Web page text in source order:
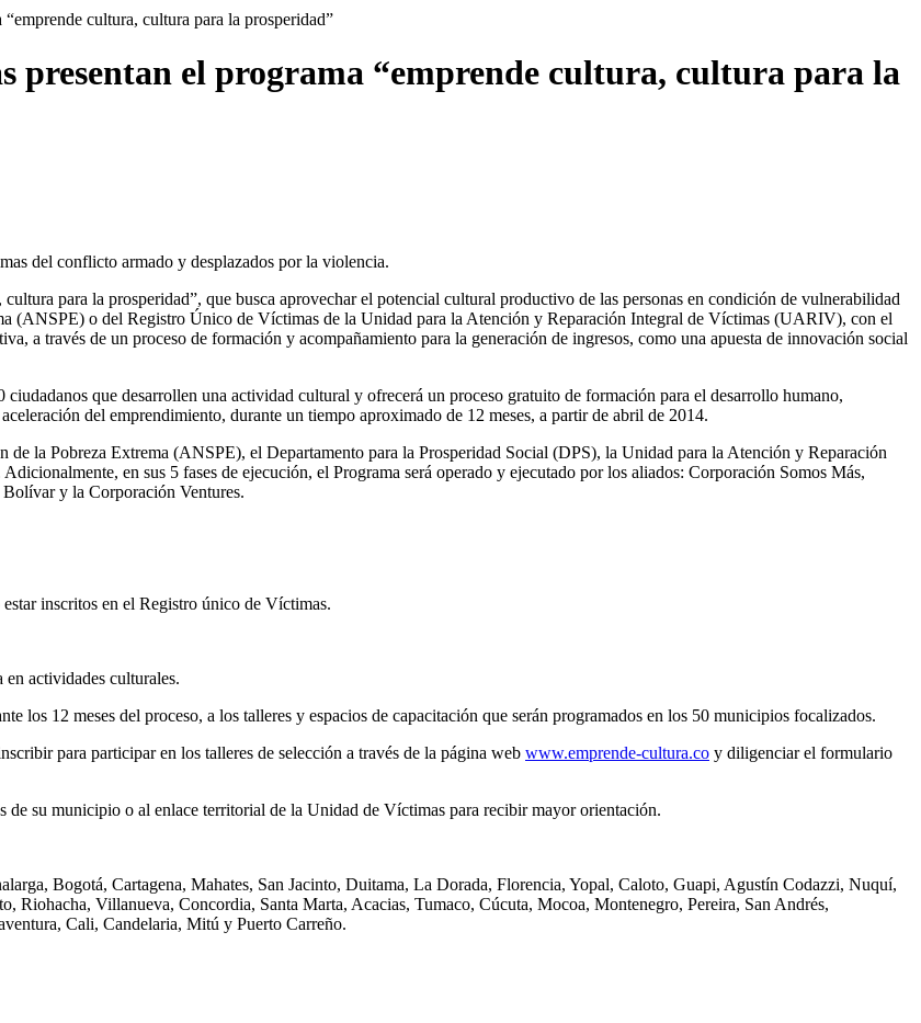
cultura, cultura para la prosperidad”
presentan el programa “emprende cultura, cultura para la
del conflicto armado y desplazados por la violencia.
para la prosperidad”, que busca aprovechar el potencial cultural productivo de las personas en condición de vulnerabilidad
(ANSPE) o del Registro Único de Víctimas de la Unidad para la Atención y Reparación Integral de Víctimas (UARIV), con el
a través de un proceso de formación y acompañamiento para la generación de ingresos, como una apuesta de innovación social
que desarrollen una actividad cultural y ofrecerá un proceso gratuito de formación para el desarrollo humano,
del emprendimiento, durante un tiempo aproximado de 12 meses, a partir de abril de 2014.
la Pobreza Extrema (ANSPE), el Departamento para la Prosperidad Social (DPS), la Unidad para la Atención y Reparación
en sus 5 fases de ejecución, el Programa será operado y ejecutado por los aliados: Corporación Somos Más,
y la Corporación Ventures.
inscritos en el Registro único de Víctimas.
actividades culturales.
los 12 meses del proceso, a los talleres y espacios de capacitación que serán programados en los 50 municipios focalizados.
para participar en los talleres de selección a través de la página web www.emprende-cultura.co y diligenciar el formulario
su municipio o al enlace territorial de la Unidad de Víctimas para recibir mayor orientación.
Bogotá, Cartagena, Mahates, San Jacinto, Duitama, La Dorada, Florencia, Yopal, Caloto, Guapi, Agustín Codazzi, Nuquí,
Riohacha, Villanueva, Concordia, Santa Marta, Acacias, Tumaco, Cúcuta, Mocoa, Montenegro, Pereira, San Andrés,
Cali, Candelaria, Mitú y Puerto Carreño.